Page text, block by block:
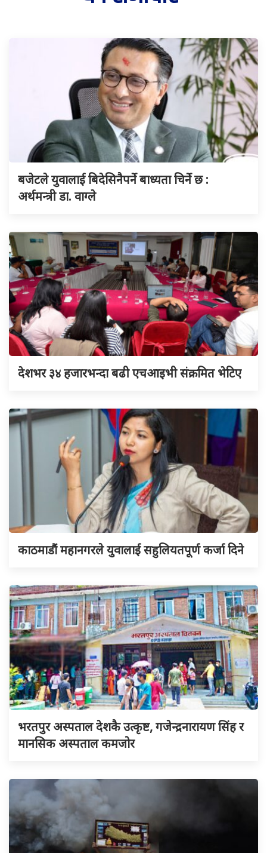
बजेटले युवालाई बिदेसिनैपर्ने बाध्यता चिर्ने छ :
अर्थमन्त्री डा. वाग्ले
देशभर ३४ हजारभन्दा बढी एचआइभी संक्रमित भेटिए
काठमाडौं महानगरले युवालाई सहुलियतपूर्ण कर्जा दिने
भरतपुर अस्पताल देशकै उत्कृष्ट, गजेन्द्रनारायण सिंह र
मानसिक अस्पताल कमजोर